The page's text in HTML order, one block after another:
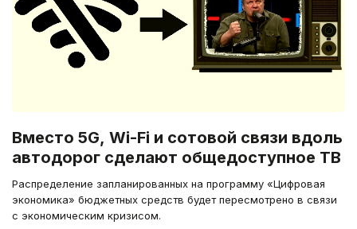
Вместо 5G, Wi-Fi и сотовой связи вдоль
автодорог сделают общедоступное ТВ
Распределение запланированных на программу «Цифровая
экономика» бюджетных средств будет пересмотрено в связи
с экономическим кризисом.